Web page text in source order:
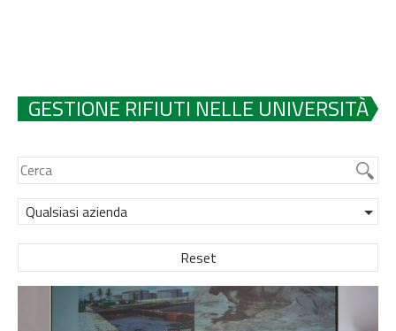
GESTIONE RIFIUTI NELLE UNIVERSITÀ
Qualsiasi azienda
Reset